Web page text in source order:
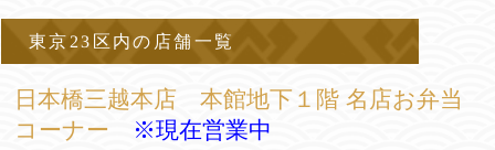
東京23区内の店舗一覧
日本橋三越本店 本館地下１階 名店お弁当
コーナー
※現在営業中